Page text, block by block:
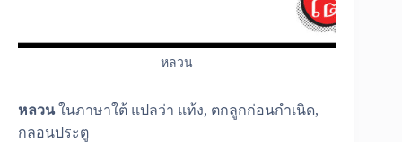
หลวน
หลวนในภาษาใต้ แปลว่า แท้ง, ตกลูกก่อนกำเนิด,
กลอนประตู